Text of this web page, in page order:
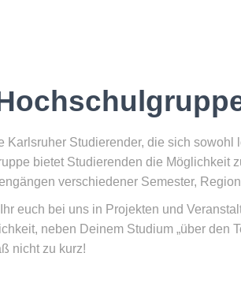
Karlsruher Studierender, die sich
bietet Studierenden die Möglichkeit
verschiedener Semester,
euch bei uns in Projekten und
neben Deinem Studium „über
nicht zu kurz!